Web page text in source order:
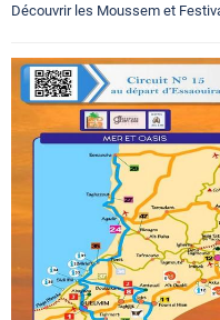
Découvrir les Moussem et